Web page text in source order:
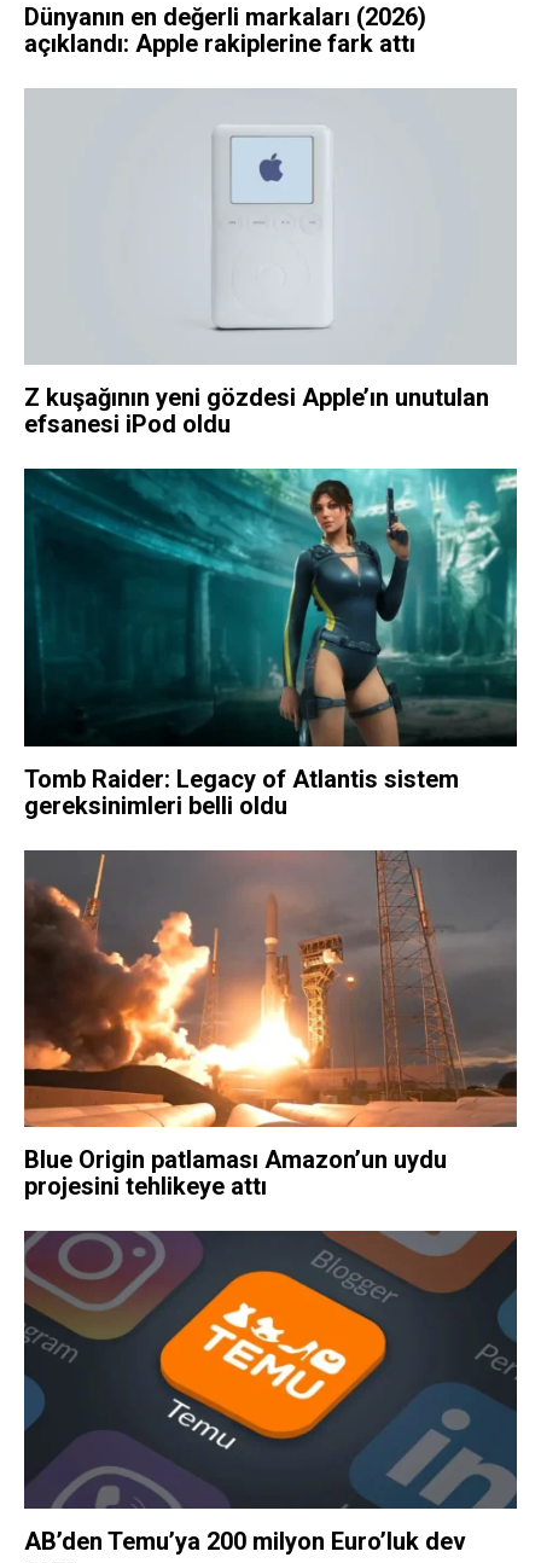
Dünyanın en değerli markaları (2026)
açıklandı: Apple rakiplerine fark attı
Z kuşağının yeni gözdesi Apple’ın unutulan
efsanesi iPod oldu
Tomb Raider: Legacy of Atlantis sistem
gereksinimleri belli oldu
Blue Origin patlaması Amazon’un uydu
projesini tehlikeye attı
AB’den Temu’ya 200 milyon Euro’luk dev